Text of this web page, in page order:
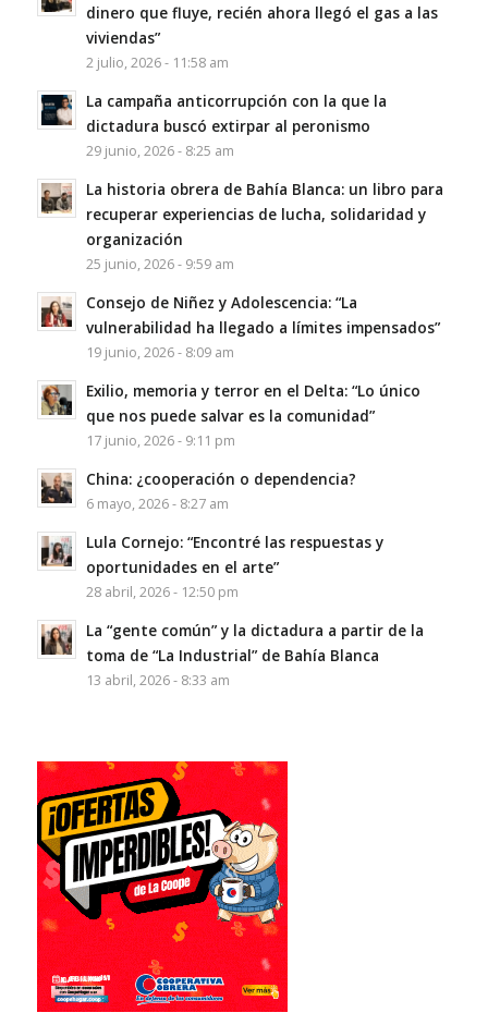
dinero que fluye, recién ahora llegó el gas a las
viviendas”
2 julio, 2026 - 11:58 am
La campaña anticorrupción con la que la
dictadura buscó extirpar al peronismo
29 junio, 2026 - 8:25 am
La historia obrera de Bahía Blanca: un libro para
recuperar experiencias de lucha, solidaridad y
organización
25 junio, 2026 - 9:59 am
Consejo de Niñez y Adolescencia: “La
vulnerabilidad ha llegado a límites impensados”
19 junio, 2026 - 8:09 am
Exilio, memoria y terror en el Delta: “Lo único
que nos puede salvar es la comunidad”
17 junio, 2026 - 9:11 pm
China: ¿cooperación o dependencia?
6 mayo, 2026 - 8:27 am
Lula Cornejo: “Encontré las respuestas y
oportunidades en el arte”
28 abril, 2026 - 12:50 pm
La “gente común” y la dictadura a partir de la
toma de “La Industrial” de Bahía Blanca
13 abril, 2026 - 8:33 am